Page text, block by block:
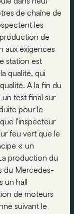
de chaîne de
les
de
aux exigences
station est
qualité, qui
A la fin du
test final sur
pour le
l'inspecteur
feu vert que le
« un
production du
du Mercedes-
un hall
de moteurs
suivant le